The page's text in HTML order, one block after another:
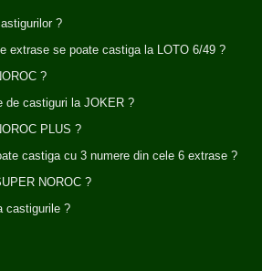
?
extrase se poate castiga la LOTO 6/49 ?
?
de castiguri la JOKER ?
PLUS ?
castiga cu 3 numere din cele 6 extrase ?
NOROC ?
castigurile ?